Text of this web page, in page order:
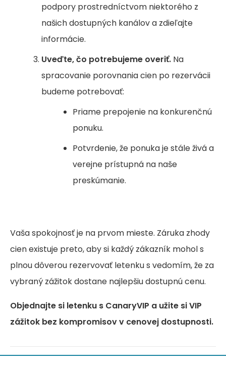
podpory prostredníctvom niektorého z
našich dostupných kanálov a zdieľajte
informácie.
Uveďte, čo potrebujeme overiť. Na
spracovanie porovnania cien po rezervácii
budeme potrebovať:
Priame prepojenie na konkurenčnú
ponuku.
Potvrdenie, že ponuka je stále živá a
verejne prístupná na naše
preskúmanie.
Vaša spokojnosť je na prvom mieste. Záruka zhody
cien existuje preto, aby si každý zákazník mohol s
plnou dôverou rezervovať letenku s vedomím, že za
vybraný zážitok dostane najlepšiu dostupnú cenu.
Objednajte si letenku s CanaryVIP a užite si VIP
zážitok bez kompromisov v cenovej dostupnosti.